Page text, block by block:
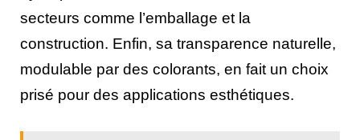
secteurs comme l’emballage et la
construction. Enfin, sa transparence naturelle,
modulable par des colorants, en fait un choix
prisé pour des applications esthétiques.